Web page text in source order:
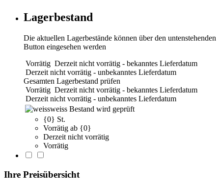
Lagerbestand
Die aktuellen Lagerbestände können über den untenstehenden
Button eingesehen werden
Vorrätig Derzeit nicht vorrätig - bekanntes Lieferdatum
Derzeit nicht vorrätig - unbekanntes Lieferdatum
Gesamten Lagerbestand prüfen
Vorrätig Derzeit nicht vorrätig - bekanntes Lieferdatum
Derzeit nicht vorrätig - unbekanntes Lieferdatum
weiss Bestand wird geprüft
{0} St.
Vorrätig ab {0}
Derzeit nicht vorrätig
Vorrätig
Ihre Preisübersicht